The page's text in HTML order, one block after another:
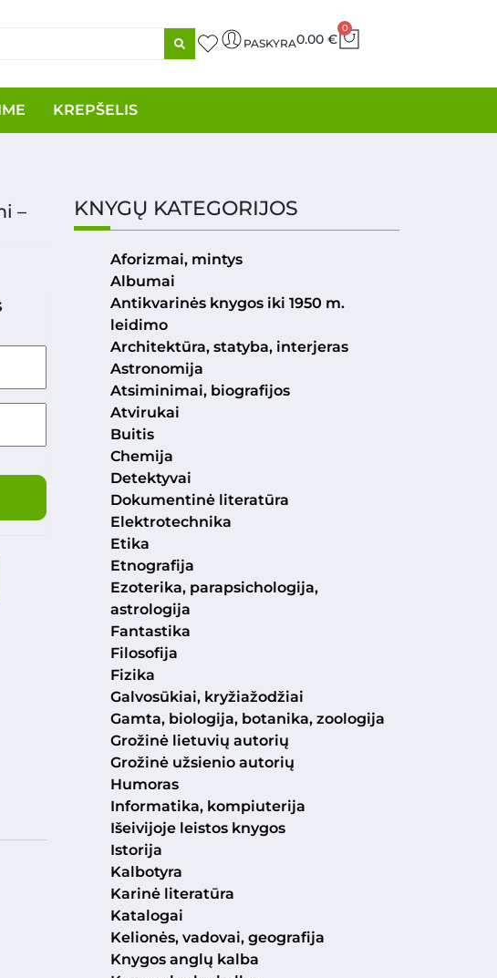
PASKYRA0.00 €
0
KREPŠELIS
–
KNYGŲ KATEGORIJOS
Aforizmai, mintys
Albumai
Antikvarinės knygos iki 1950 m.
leidimo
Architektūra, statyba, interjeras
Astronomija
Atsiminimai, biografijos
Atvirukai
Buitis
Chemija
Detektyvai
Dokumentinė literatūra
Elektrotechnika
Etika
Etnografija
Ezoterika, parapsichologija,
astrologija
Fantastika
Filosofija
Fizika
Galvosūkiai, kryžiažodžiai
Gamta, biologija, botanika, zoologija
Grožinė lietuvių autorių
Grožinė užsienio autorių
Humoras
Informatika, kompiuterija
Išeivijoje leistos knygos
Istorija
Kalbotyra
Karinė literatūra
Katalogai
Kelionės, vadovai, geografija
Knygos anglų kalba